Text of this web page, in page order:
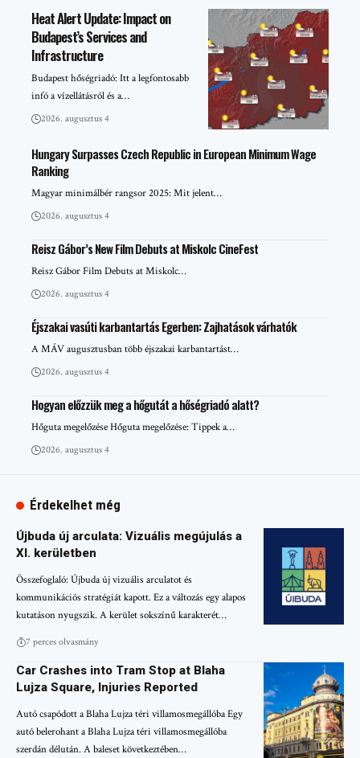
Heat Alert Update: Impact on
Budapest’s Services and
Infrastructure
Budapest hőségriadó: Itt a legfontosabb
infó a vízellátásról és a…
2026. augusztus 4
Hungary Surpasses Czech Republic in European Minimum Wage
Ranking
Magyar minimálbér rangsor 2025: Mit jelent…
2026. augusztus 4
Reisz Gábor’s New Film Debuts at Miskolc CineFest
Reisz Gábor Film Debuts at Miskolc…
2026. augusztus 4
Éjszakai vasúti karbantartás Egerben: Zajhatások várhatók
A MÁV augusztusban több éjszakai karbantartást…
2026. augusztus 4
Hogyan előzzük meg a hőgutát a hőségriadó alatt?
Hőguta megelőzése Hőguta megelőzése: Tippek a…
2026. augusztus 4
Érdekelhet még
Újbuda új arculata: Vizuális megújulás a
XI. kerületben
Összefoglaló: Újbuda új vizuális arculatot és
kommunikációs stratégiát kapott. Ez a változás egy alapos
kutatáson nyugszik. A kerület sokszínű karakterét…
7 perces olvasmány
Car Crashes into Tram Stop at Blaha
Lujza Square, Injuries Reported
Autó csapódott a Blaha Lujza téri villamosmegállóba Egy
autó belerohant a Blaha Lujza téri villamosmegállóba
szerdán délután. A baleset következtében…